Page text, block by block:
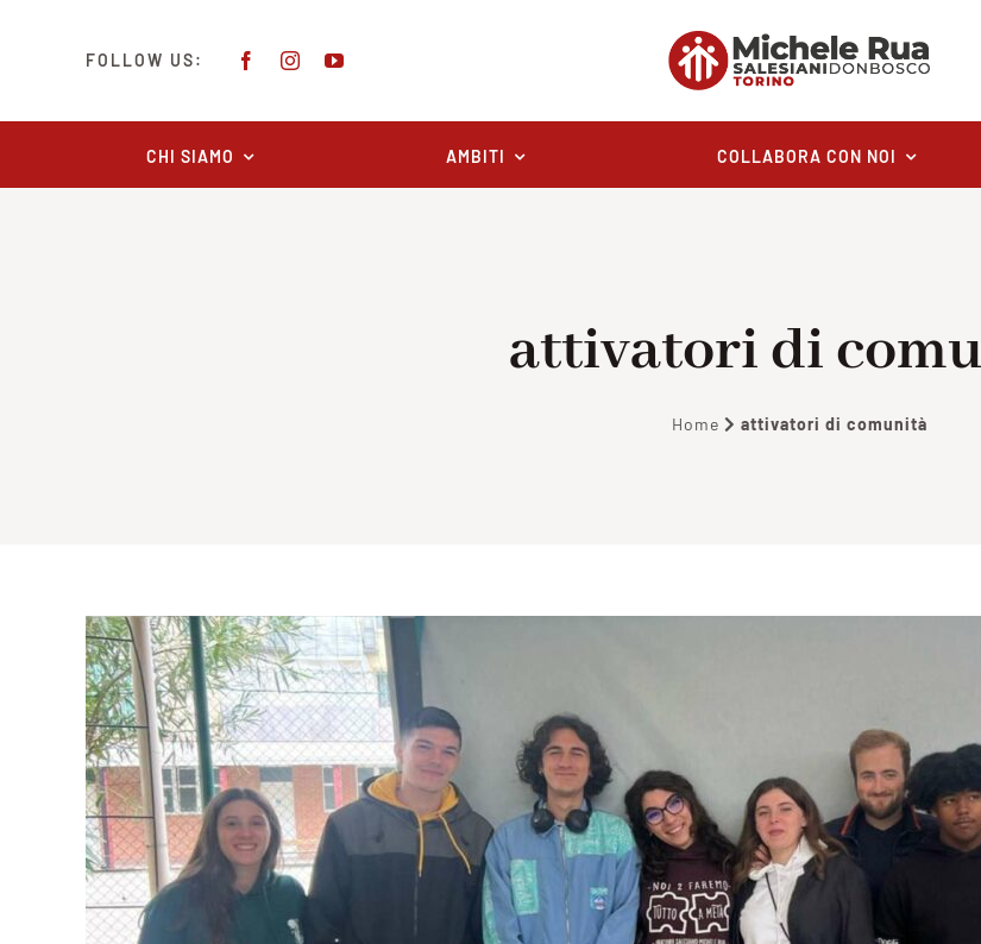
FOLLOW US:
CHI SIAMO AMBITI COLLABORA CON NOI
attivatori di
Home attivatori di comunità